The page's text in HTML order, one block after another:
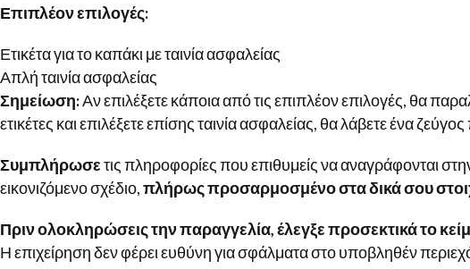
Επιπλέον επιλογές:
Ετικέτα για το καπάκι με ταινία ασφαλείας
Απλή ταινία ασφαλείας
Σημείωση:Αν επιλέξετε κάποια από τις επιπλέον επιλογές, θα
ετικέτες και επιλέξετε επίσης ταινία ασφαλείας, θα λάβετε ένα
Συμπλήρωσετις πληροφορίες που επιθυμείς να αναγράφονται
εικονιζόμενο σχέδιο,πλήρως προσαρμοσμένο στα δικά σου
Πριν ολοκληρώσεις την παραγγελία, έλεγξε προσεκτικά το
Η επιχείρηση δεν φέρει ευθύνη για σφάλματα στο υποβληθέν